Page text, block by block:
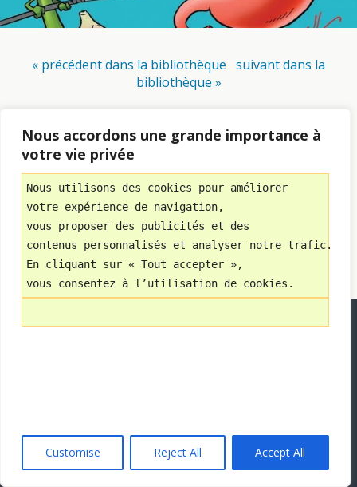
Nous accordons une grande importance à
votre vie privée
Nous utilisons des cookies pour améliorer
votre expérience de navigation,
vous proposer des publicités et des
contenus personnalisés et analyser notre trafic.
En cliquant sur « Tout accepter »,
vous consentez à l’utilisation de cookies.
Customise Reject All Accept All
« précédent dans la bibliothèque suivant dans la
bibliothèque »
Retour au début
Mobile Bureau
Avec
WPtouch Mobile Suite for WordPress